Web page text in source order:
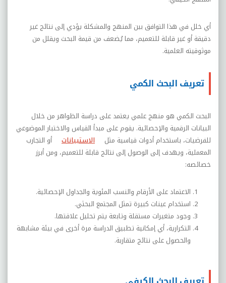
أي خلل في هذا التوافق بين المنهج والمشكلة يؤدي إلى نتائج غير
دقيقة أو غير قابلة للتعميم، مما يُضعف من قيمة البحث ويقلل من
موثوقيته العلمية.
تعريف البحث الكمي
البحث الكمي هو منهج علمي يعتمد على دراسة الظواهر من خلال
البيانات الرقمية والإحصائية. يقوم على مبدأ القياس والاختبار الموضوعي
للفرضيات، باستخدام أدوات قياسية مثل
الاستبيانات
أو التجارب
المعملية، ويهدف إلى الوصول إلى نتائج قابلة للتعميم، ومن أبرز
خصائصه:
الاعتماد على الأرقام والنسب المئوية والجداول الإحصائية.
استخدام عينات كبيرة تمثل المجتمع البحثي.
وجود متغيرات مستقلة وتابعة يتم تحليل علاقتها.
التكرارية، أي إمكانية تطبيق الدراسة مرة أخرى في بيئة مشابهة
والحصول على نتائج متقاربة.